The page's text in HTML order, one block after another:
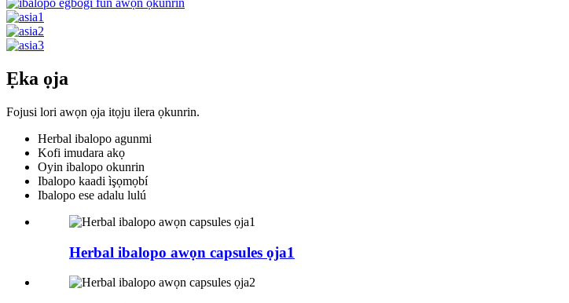
Ẹka ọja
Fojusi lori awọn ọja itọju ilera ọkunrin.
Herbal ibalopo agunmi
Kofi imudara akọ
Oyin ibalopo okunrin
Ibalopo kaadi ìşọmọbí
Ibalopo ese adalu lulú
Herbal ibalopo awọn capsules ọja1